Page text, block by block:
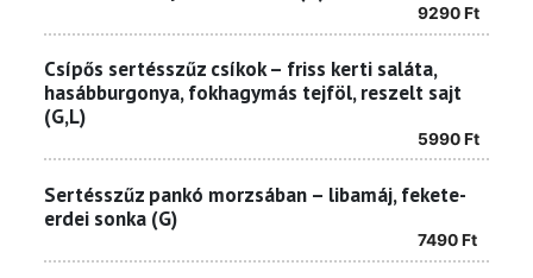
9290Ft
Csípős sertésszűz csíkok – friss kerti saláta,
hasábburgonya, fokhagymás tejföl, reszelt sajt
(G,L)
5990Ft
Sertésszűz pankó morzsában – libamáj, fekete-
erdei sonka (G)
7490Ft